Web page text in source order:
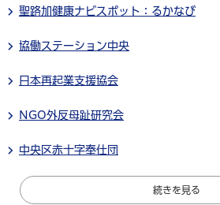
聖路加健康ナビスポット：るかなび
協働ステーション中央
日本再起業支援協会
NGO外反母趾研究会
中央区赤十字奉仕団
続きを見る